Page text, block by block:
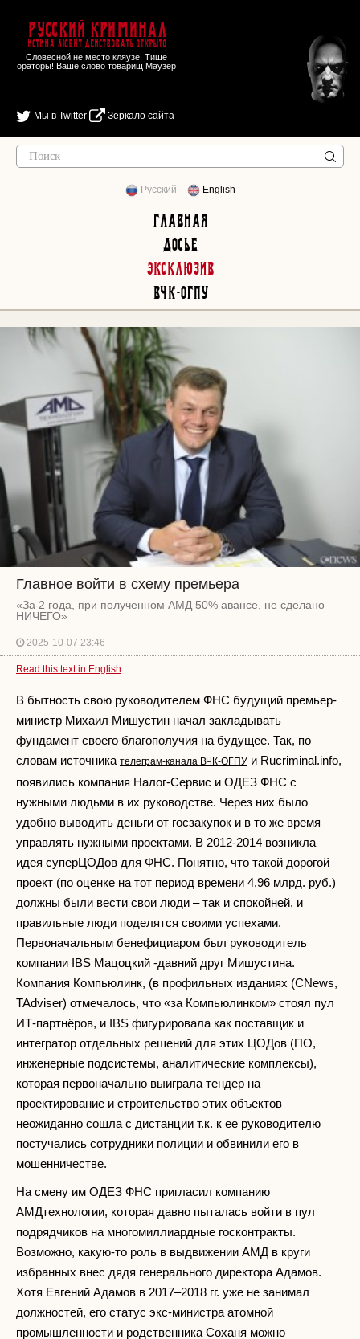
Русский Криминал
Истина любит действовать открыто
Словесной не место кляузе. Тише
ораторы! Ваше слово товарищ Маузер
Мы в Twitter Зеркало сайта
Русский English
Главная
Досье
Эксклюзив
ВЧК-ОГПУ
Главное войти в схему премьера
«За 2 года, при полученном АМД 50% авансе, не сделано
НИЧЕГО»
2025-10-07 23:46
Read this text in English
В бытность свою руководителем ФНС будущий премьер-
министр Михаил Мишустин начал закладывать
фундамент своего благополучия на будущее. Так, по
словам источника телеграм-канала ВЧК-ОГПУ и Rucriminal.info,
появились компания Налог-Сервис и ОДЕЗ ФНС с
нужными людьми в их руководстве. Через них было
удобно выводить деньги от госзакупок и в то же время
управлять нужными проектами. В 2012-2014 возникла
идея суперЦОДов для ФНС. Понятно, что такой дорогой
проект (по оценке на тот период времени 4,96 млрд. руб.)
должны были вести свои люди – так и спокойней, и
правильные люди поделятся своими успехами.
Первоначальным бенефициаром был руководитель
компании IBS Мацоцкий -давний друг Мишустина.
Компания Компьюлинк, (в профильных изданиях (CNews,
TAdviser) отмечалось, что «за Компьюлинком» стоял пул
ИТ-партнёров, и IBS фигурировала как поставщик и
интегратор отдельных решений для этих ЦОДов (ПО,
инженерные подсистемы, аналитические комплексы),
которая первоначально выиграла тендер на
проектирование и строительство этих объектов
неожиданно сошла с дистанции т.к. к ее руководителю
постучались сотрудники полиции и обвинили его в
мошенничестве.
На смену им ОДЕЗ ФНС пригласил компанию
АМДтехнологии, которая давно пыталась войти в пул
подрядчиков на многомиллиардные госконтракты.
Возможно, какую-то роль в выдвижении АМД в круги
избранных внес дядя генерального директора Адамов.
Хотя Евгений Адамов в 2017–2018 гг. уже не занимал
должностей, его статус экс-министра атомной
промышленности и родственника Соханя можно